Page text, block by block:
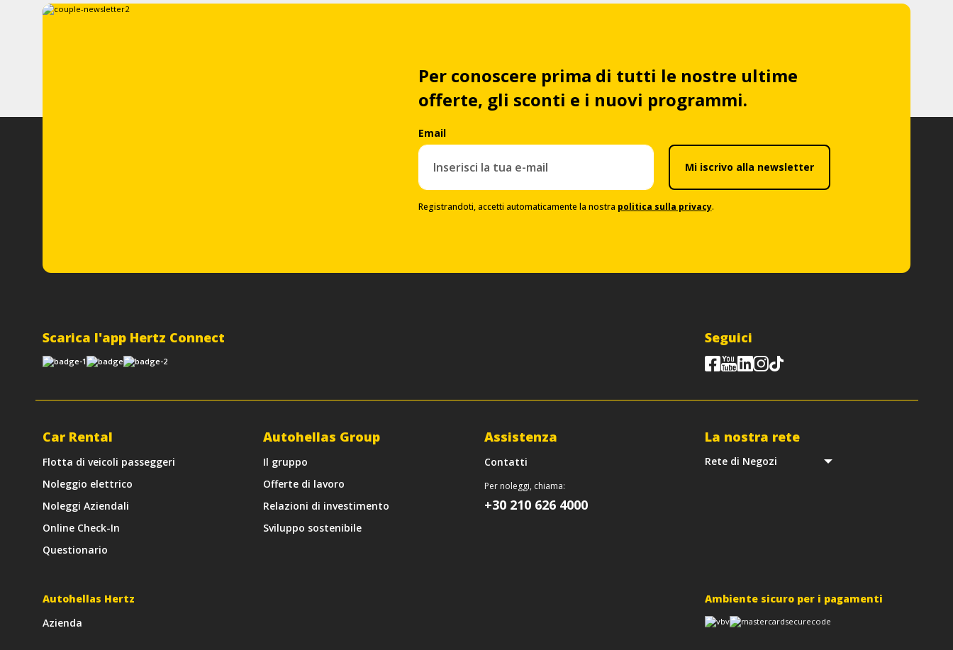
Per conoscere prima di tutti le nostre ultime
offerte, gli sconti e i nuovi programmi.
Email
Mi iscrivo alla newsletter
Registrandoti, accetti automaticamente la nostra politica sulla privacy.
Scarica l'app Hertz Connect Seguici
Car Rental
Flotta di veicoli passeggeri
Noleggio elettrico
Noleggi Aziendali
Online Check-In
Questionario
Autohellas Group
Il gruppo
Offerte di lavoro
Relazioni di investimento
Sviluppo sostenibile
Assistenza
Contatti
Per noleggi, chiama:
+30 210 626 4000
La nostra rete
Rete di Negozi
Autohellas Hertz
Azienda
Ambiente sicuro per i pagamenti